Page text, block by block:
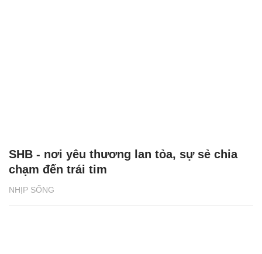
NHỊP SỐNG
SHB - nơi yêu thương lan tỏa, sự sẻ chia
chạm đến trái tim